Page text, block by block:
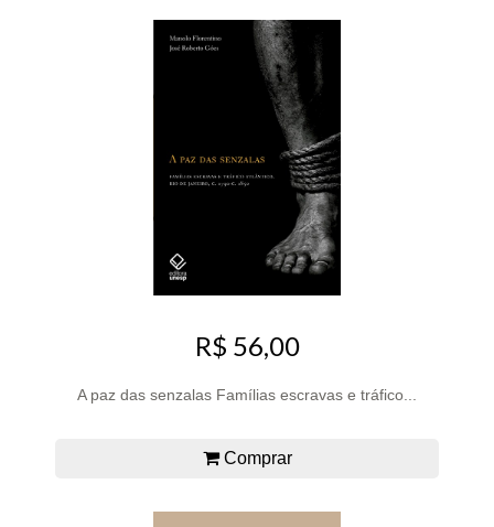
R$ 56,00
A paz das senzalas Famílias escravas e tráfico...
Comprar